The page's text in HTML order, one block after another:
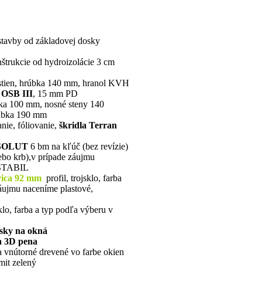
od základovej dosky
od hydroizolácie 3 cm
hrúbka 140 mm, hranol KVH
OSB III, 15 mm PD
100 mm, nosné steny 140
190 mm
fóliovanie, škridla Terran
6 bm na kľúč (bez revízie)
krb),v prípade záujmu
92 mm profil, trojsklo, farba
naceníme plastové,
farba a typ podľa výberu v
na okná
3D pena
drevené vo farbe okien
zelený